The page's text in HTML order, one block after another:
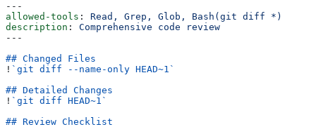
---
allowed-tools : Read, Grep, Glob, Bash(git diff *)
description : Comprehensive code review
---
## Changed Files
! `git diff --name-only HEAD~1`
## Detailed Changes
! `git diff HEAD~1`
## Review Checklist